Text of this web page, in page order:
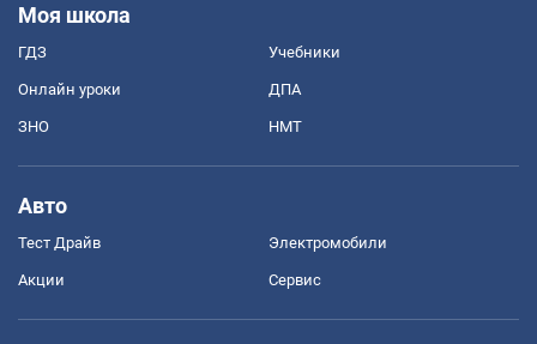
Моя школа
ГДЗ Учебники
Онлайн уроки ДПА
ЗНО НМТ
Авто
Тест Драйв Электромобили
Акции Сервис